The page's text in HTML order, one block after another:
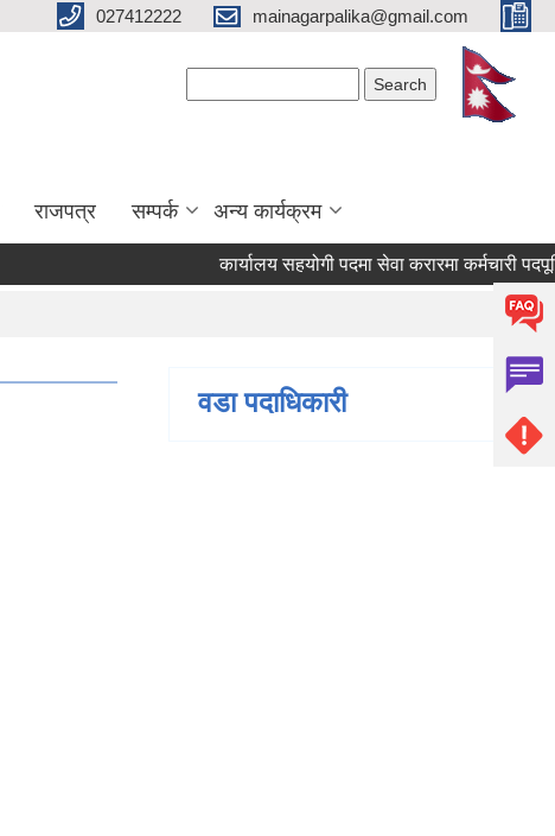
027412222 mainagarpalika@gmail.com
राजपत्र सम्पर्क अन्य कार्यक्रम
कार्यालय सहयोगी पदमा सेवा करारमा कर्मचारी पदपूर्ति
वडा पदाधिकारी